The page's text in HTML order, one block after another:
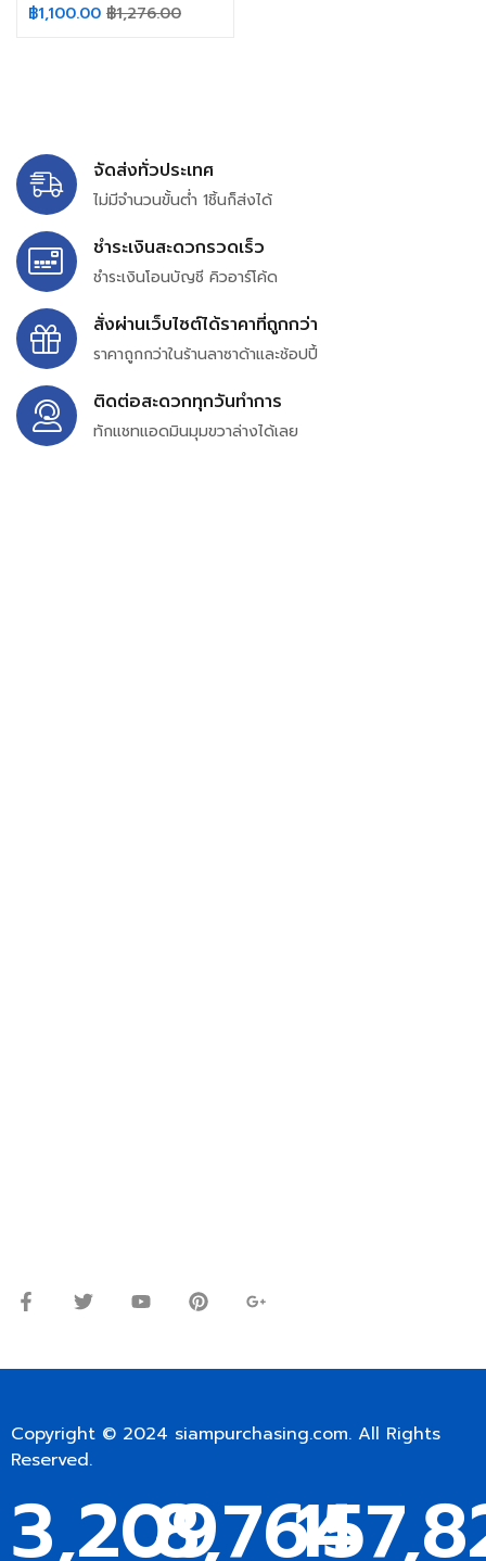
฿1,100.00 ฿1,276.00
จัดส่งทั่วประเทศ
ไม่มีจำนวนขั้นต่ำ 1ชิ้นก็ส่งได้
ชำระเงินสะดวกรวดเร็ว
ชำระเงินโอนบัญชี คิวอาร์โค้ด
สั่งผ่านเว็บไซต์ได้ราคาที่ถูกกว่า
ราคาถูกกว่าในร้านลาซาด้าและช้อปปี้
ติดต่อสะดวกทุกวันทำการ
ทักแชทแอดมินมุมขวาล่างได้เลย
Copyright © 2024 siampurchasing.com. All Rights
Reserved.
3,2098,764